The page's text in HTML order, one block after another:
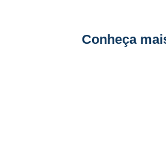
Conheça